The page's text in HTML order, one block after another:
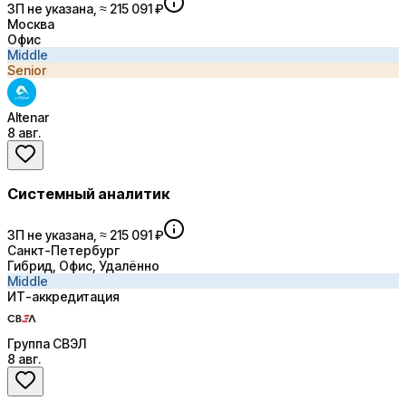
ЗП не указана, ≈ 215 091 ₽
Москва
Офис
Middle
Senior
Altenar
8 авг.
Системный аналитик
ЗП не указана, ≈ 215 091 ₽
Санкт-Петербург
Гибрид, Офис, Удалённо
Middle
ИТ-аккредитация
Группа СВЭЛ
8 авг.